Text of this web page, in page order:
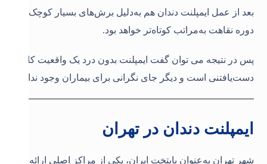
بعد از عمل ایمپلنت دندان هم به‌دلیل برش‌های بسیار کوچک،
دوره نقاهت به‌مراتب کوتاه‌تر خواهد بود.
پس در نتیجه می توان گفت ایمپلنت بدون درد یک واقعیت کاملاً
دست‌یافتنی است و دیگر جای نگرانی برای بیماران وجود ندارد
ایمپلنت دندان در تهران
شهر تهران به‌عنوان پایتخت ایران، یکی از مراکز اصلی ارائه